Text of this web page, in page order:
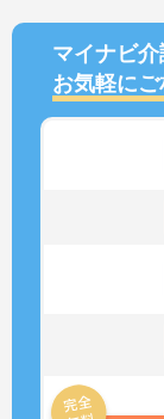
マイナビ
お気軽に